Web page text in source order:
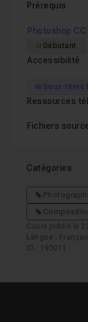
Prérequis
Photoshop CC
Débutant
Accessibilité
Sous-titres
Ressources
Fichiers
Catégories
Cours publié le
Langue :
ID : 193011